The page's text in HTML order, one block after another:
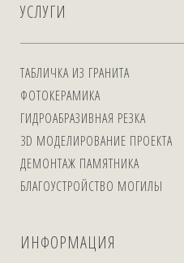
УСЛУГИ
ТАБЛИЧКА ИЗ ГРАНИТА
ФОТОКЕРАМИКА
ГИДРОАБРАЗИВНАЯ РЕЗКА
3D МОДЕЛИРОВАНИЕ ПРОЕКТА
ДЕМОНТАЖ ПАМЯТНИКА
БЛАГОУСТРОЙСТВО МОГИЛЫ
ИНФОРМАЦИЯ